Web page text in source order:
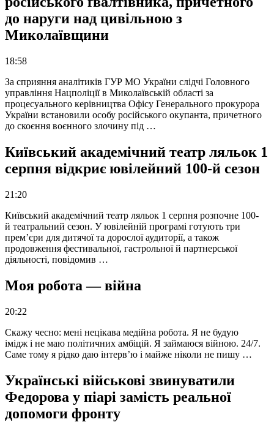
до наруги над цивільною з
Миколаївщини
18:58
За сприяння аналітиків ГУР МО України слідчі Головного
управління Нацполіції в Миколаївській області за
процесуального керівництва Офісу Генерального прокурора
України встановили особу російського окупанта, причетного
до скоєння воєнного злочину під …
Київський академічний театр ляльок 1
серпня відкриє ювілейний 100-й сезон
21:20
Київський академічний театр ляльок 1 серпня розпочне 100-
й театральний сезон. У ювілейній програмі готують три
прем’єри для дитячої та дорослої аудиторії, а також
продовження фестивальної, гастрольної й партнерської
діяльності, повідомив …
Моя робота — війна
20:22
Скажу чесно: мені нецікава медійна робота. Я не будую
імідж і не маю політичних амбіцій. Я займаюся війною. 24/7.
Саме тому я рідко даю інтерв’ю і майже ніколи не пишу …
Українські військові звинуватили
Федорова у піарі замість реальної
допомоги фронту